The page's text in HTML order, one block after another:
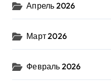
Апрель 2026
Март 2026
Февраль 2026